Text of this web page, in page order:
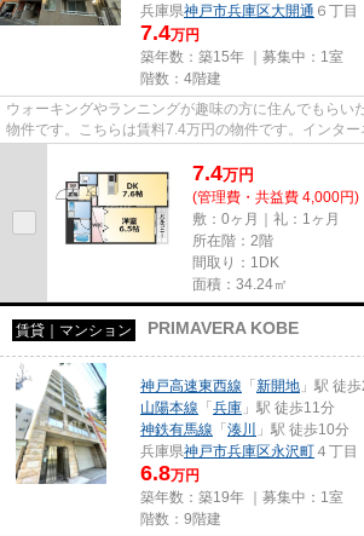
兵庫県神戸市兵庫区大開通 ６丁目
7.4万円
築年数：築15年 ｜募集中： 1室
階数：4階建
ウォーキングやランニングが趣味の方に住んでもらい
物件です。こちらは賃料7.4万円の物件です。インタ
7.4万円
(管理費・共益費 4,000円)
敷：0ヶ月｜礼：1ヶ月
所在階：2階
間取り：1DK
面積：34.24㎡
賃貸｜マンション PRIMAVERA KOBE
神戸高速東西線 「 新開地 」駅 徒
山陽本線 「 兵庫 」駅 徒歩11分
神鉄有馬線 「 湊川
」駅 徒歩10分
兵庫県神戸市兵庫区永沢町 ４丁目
6.8万円
築年数：築19年 ｜募集中： 1室
階数：9階建